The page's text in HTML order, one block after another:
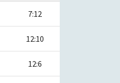
7:12
12:10
12:6